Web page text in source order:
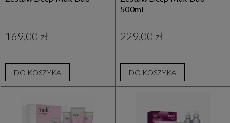
169,00 zł
DO KOSZYKA
500ml
229,00 zł
DO KOSZYKA